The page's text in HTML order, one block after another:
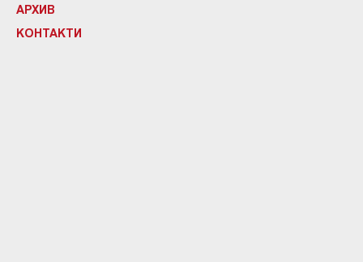
АРХИВ
КОНТАКТИ